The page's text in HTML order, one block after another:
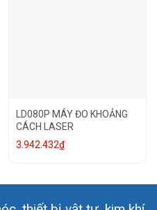
LD080P MÁY ĐO KHOẢNG
CÁCH LASER
3.942.432₫